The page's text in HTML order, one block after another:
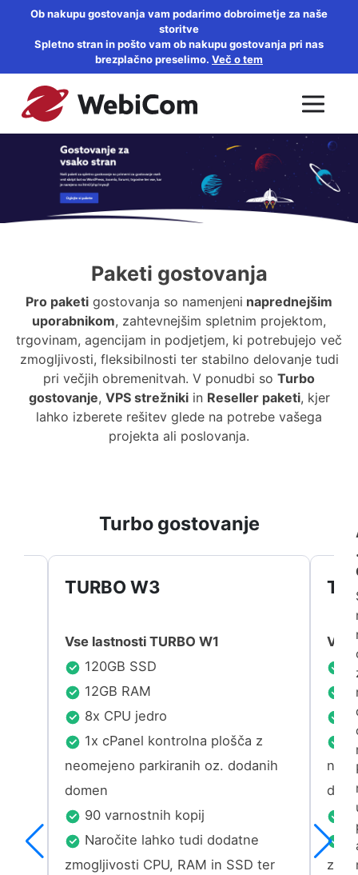
Ob nakupu gostovanja vam podarimo dobroimetje za naše
storitve
Spletno stran in pošto vam ob nakupu gostovanja pri nas
brezplačno preselimo. Več o tem
Paketi gostovanja
Pro paketi gostovanja so namenjeni naprednejšim
uporabnikom, zahtevnejšim spletnim projektom,
trgovinam, agencijam in podjetjem, ki potrebujejo več
zmogljivosti, fleksibilnosti ter stabilno delovanje tudi
pri večjih obremenitvah. V ponudbi so Turbo
gostovanje, VPS strežnikiin Reseller paketi, kjer
lahko izberete rešitev glede na potrebe vašega
projekta ali poslovanja.
Turbo gostovanje
TURBO W3
Vse lastnosti TURBO W1
120GB SSD
12GB RAM
8x CPU jedro
1x cPanel kontrolna plošča z
neomejeno parkiranih oz. dodanih
domen
90 varnostnih kopij
Naročite lahko tudi dodatne
zmogljivosti CPU, RAM in SSD ter
Vse